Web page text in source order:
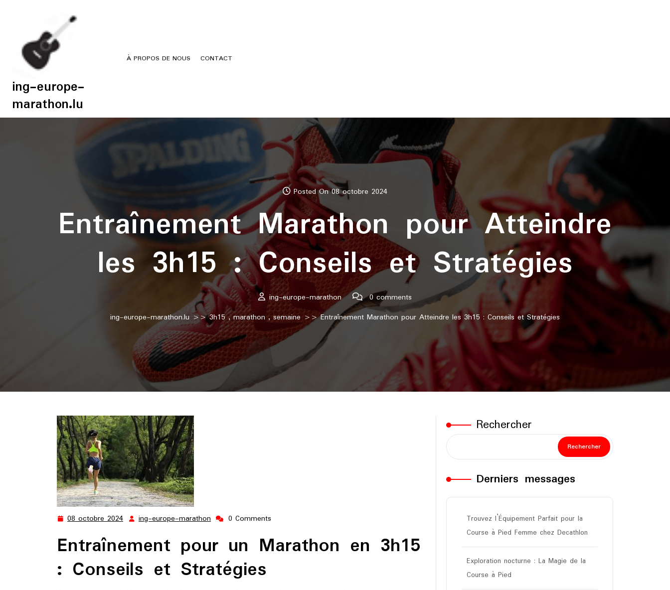
ing-europe-
marathon.lu
À PROPOS DE NOUS CONTACT
Posted On 08 octobre 2024
Entraînement Marathon pour Atteindre
les 3h15 : Conseils et Stratégies
ing-europe-marathon
0 comments
ing-europe-marathon.lu >>3h15,marathon,semaine>> Entraînement Marathon pour Atteindre les 3h15 : Conseils et Stratégies
08 octobre 2024 08
2024
ing-europe-marathon ing-
marathon
0 Comments
Entraînement pour un Marathon en 3h15
: Conseils et Stratégies
Rechercher
Rechercher
Derniers messages
Trouvez l’Équipement Parfait pour la
Course à Pied Femme chez Decathlon
Exploration nocturne : La Magie de la
Course à Pied